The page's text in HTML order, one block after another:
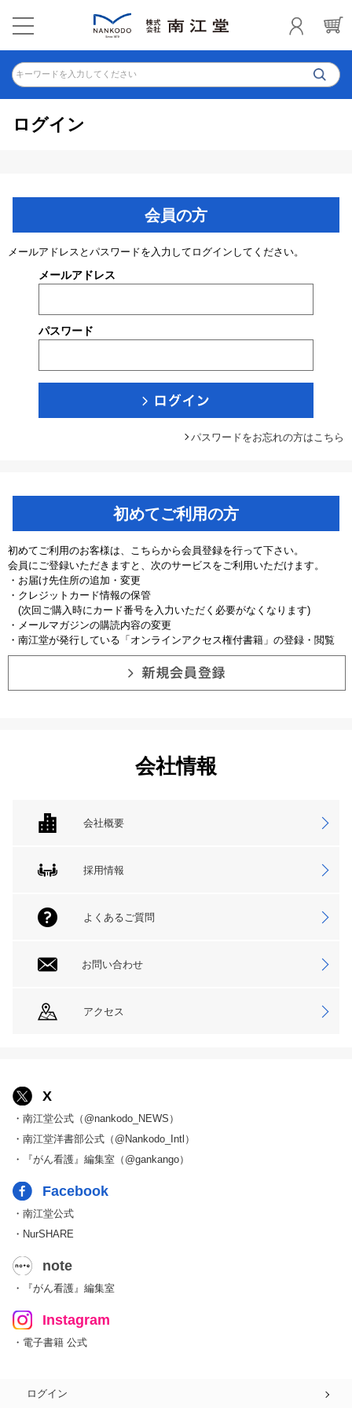
キーワードを入力してください
ログイン
会員の方
メールアドレスとパスワードを入力してログインしてください。
メールアドレス
パスワード
パスワードをお忘れの方はこちら
初めてご利用の方
初めてご利用のお客様は、こちらから会員登録を行って下さい。
会員にご登録いただきますと、次のサービスをご利用いただけます。
・お届け先住所の追加・変更
・クレジットカード情報の保管
(次回ご購入時にカード番号を入力いただく必要がなくなります)
・メールマガジンの購読内容の変更
・南江堂が発行している「オンラインアクセス権付書籍」の登録・閲覧
会社情報
会社概要
採用情報
よくあるご質問
お問い合わせ
アクセス
X
・南江堂公式（@nankodo_NEWS）
・南江堂洋書部公式（@Nankodo_Intl）
・『がん看護』編集室（@gankango）
Facebook
・南江堂公式
・NurSHARE
note
・『がん看護』編集室
Instagram
・電子書籍 公式
ログイン